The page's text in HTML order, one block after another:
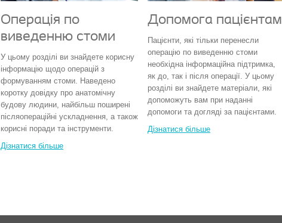
Операція по
виведенню стоми
У цьому розділі ви знайдете корисну
інформацію щодо операцій з
формуванням стоми. Наведено
коротку довідку про анатомічну
будову людини, найбільш поширені
післяопераційні ускладнення, а також
корисні поради та інструменти.
Дізнатися більше
Допомога пацієнтам
Пацієнти, які тільки перенесли
операцію по виведенню стоми
необхідна інформаційна підтримка,
як до, так і після операції. У цьому
розділі ви знайдете матеріали, які
допоможуть вам при наданні
допомоги та догляді за пацієнтами.
Дізнатися більше